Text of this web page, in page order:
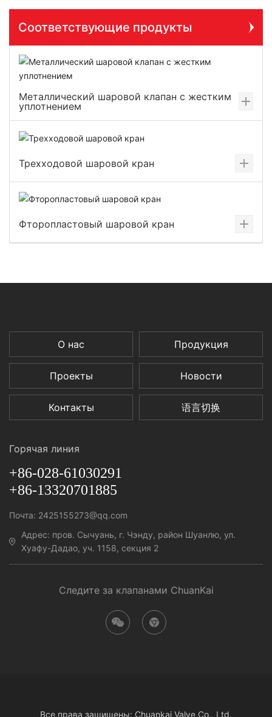
Соответствующие продукты
Металлический шаровой клапан с жестким
уплотнением
Трехходовой шаровой кран
Фторопластовый шаровой кран
О нас Продукция
Проекты Новости
Контакты 语言切换
Горячая линия
+86-028-61030291
+86-13320701885
Почта: 2425155273@qq.com
Адрес: пров. Сычуань, г. Чэнду, район Шуанлю, ул.
Хуафу-Дадао, уч. 1158, секция 2
Следите за клапанами ChuanKai
Все права защищены: Chuankai Valve Co., Ltd.